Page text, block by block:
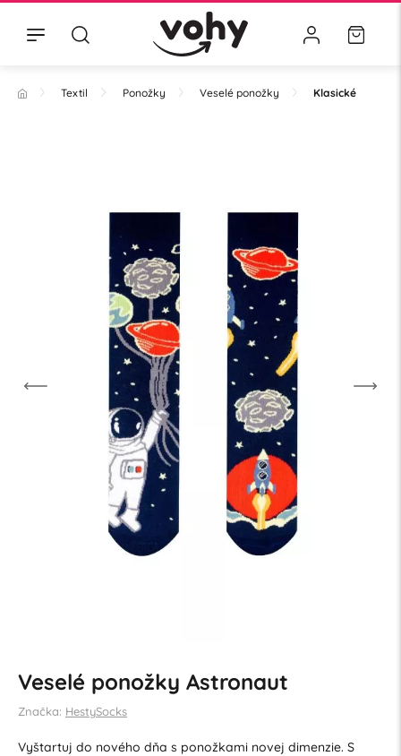
Textil Ponožky Veselé ponožky Klasické
Veselé ponožky Astronaut
Značka: HestySocks
Vyštartuj do nového dňa s ponožkami novej dimenzie. S